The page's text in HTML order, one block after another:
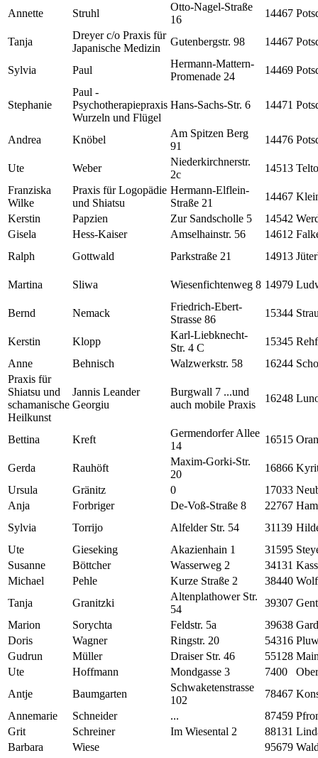
Annette
Struhl
Otto-Nagel-Straße
16
14467
Tanja
Dreyer c/o Praxis für
Japanische Medizin
Gutenbergstr. 98 14467
Sylvia Paul
Hermann-Mattern-
Promenade 24
14469
Stephanie
Paul -
Psychotherapiepraxis
Wurzeln und Flügel
Hans-Sachs-Str. 6 14471
Andrea Knöbel
Am Spitzen Berg
91
14476
Ute Weber
Niederkirchnerstr.
2c
14513
Franziska
Wilke
Praxis für Logopädie
und Shiatsu
Hermann-Elflein-
Straße 21
14467
Kerstin
Papzien Zur Sandscholle 5 14542
Gisela
Hess-Kaiser Amselhainstr. 56 14612
Ralph
Gottwald Parkstraße 21 14913
Martina Sliwa Wiesenfichtenweg 8 14979
Bernd Nemack
Friedrich-Ebert-
Strasse 86
15344
Kerstin Klopp
Karl-Liebknecht-
Str. 4 C
15345
Anne
Behnisch Walzwerkstr. 58 16244
Praxis für
Shiatsu und
schamanische
Heilkunst
Jannis Leander
Georgiu
Burgwall 7 ...und
auch mobile Praxis
16248
Bettina Kreft
Germendorfer Allee
14
16515
Gerda Rauhöft
Maxim-Gorki-Str.
20
16866
Ursula
Gränitz 0 17033
Anja
Forbriger De-Voß-Straße 8 22767
Sylvia
Torrijo Alfelder Str. 54 31139
Ute
Gieseking Akazienhain 1 31595
Susanne
Böttcher Wasserweg 2 34131
Michael
Pehle Kurze Straße 2 38440
Tanja
Granitzki
Altenplathower Str.
54
39307
Marion
Sorychta Feldstr. 5a 39638
Doris
Wagner Ringstr. 20 54316
Gudrun
Müller Draiser Str. 46 55128
Ute
Hoffmann Mondgasse 3 7400
Antje
Baumgarten
Schwaketenstrasse
102
78467
Annemarie
Schneider ... 87459
Grit
Schreiner Im Wiesental 2 88131
Barbara
Wiese 95679